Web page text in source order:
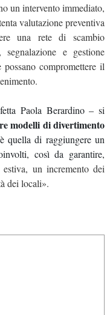
un intervento immediato,
valutazione preventiva
una rete di scambio
e gestione
compromettere il
Paola Berardino –si
modelli di divertimento
quella di raggiungere un
, così da garantire,
un incremento dei
dei locali».